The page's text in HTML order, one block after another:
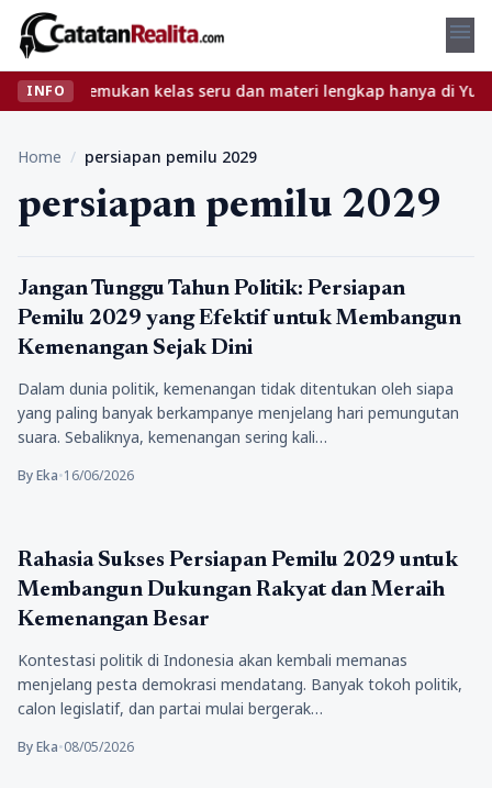
menu
INFO
Temukan kelas seru dan materi lengkap hanya di
Home / persiapan pemilu 2029
persiapan pemilu 2029
Politik
Jangan Tunggu Tahun Politik: Persiapan
Pemilu 2029 yang Efektif untuk Membangun
Kemenangan Sejak Dini
Dalam dunia politik, kemenangan tidak ditentukan oleh siapa
yang paling banyak berkampanye menjelang hari pemungutan
suara. Sebaliknya, kemenangan sering kali…
By Eka•16/06/2026
Berita
Rahasia Sukses Persiapan Pemilu 2029 untuk
Membangun Dukungan Rakyat dan Meraih
Kemenangan Besar
Kontestasi politik di Indonesia akan kembali memanas
menjelang pesta demokrasi mendatang. Banyak tokoh politik,
calon legislatif, dan partai mulai bergerak…
By Eka•08/05/2026